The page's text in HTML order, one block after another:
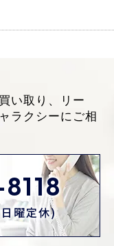
い取り、リー
ラクシーにご相
曜定休)